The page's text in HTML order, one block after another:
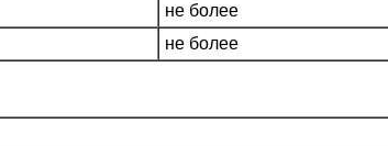
не более
не более